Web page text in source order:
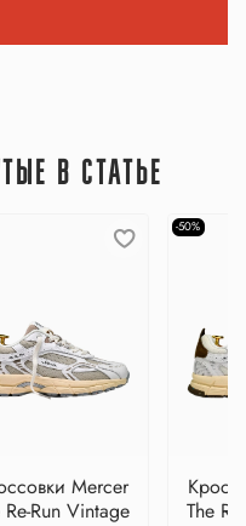
В СТАТЬЕ
Mercer
Re-Run Vintage
-50%
The